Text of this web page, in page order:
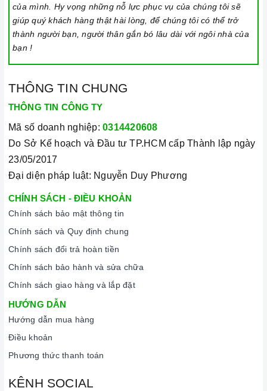
của mình. Hy vọng những nỗ lực phục vụ của chúng tôi sẽ
giúp quý khách hàng thật hài lòng, để chúng tôi có thể trở
thành người bạn, người thân gắn bó lâu dài với ngôi nhà của
bạn !
THÔNG TIN CHUNG
THÔNG TIN CÔNG TY
Mã số doanh nghiệp: 0314420608
Do Sở Kế hoạch và Đầu tư TP.HCM cấp Thành lập ngày
23/05/2017
Đại diện pháp luật: Nguyễn Duy Phương
CHÍNH SÁCH - ĐIỀU KHOẢN
Chính sách bảo mật thông tin
Chính sách và Quy định chung
Chính sách đổi trả hoàn tiền
Chính sách bảo hành và sửa chữa
Chính sách giao hàng và lắp đặt
HƯỚNG DẪN
Hướng dẫn mua hàng
Điều khoản
Phương thức thanh toán
KÊNH SOCIAL